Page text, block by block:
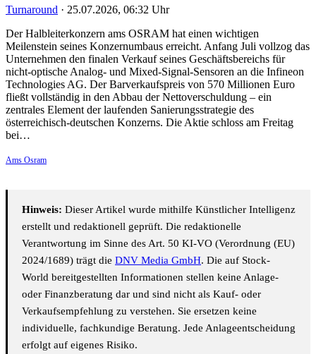
Turnaround · 25.07.2026, 06:32 Uhr
Der Halbleiterkonzern ams OSRAM hat einen wichtigen
Meilenstein seines Konzernumbaus erreicht. Anfang Juli vollzog das
Unternehmen den finalen Verkauf seines Geschäftsbereichs für
nicht-optische Analog- und Mixed-Signal-Sensoren an die Infineon
Technologies AG. Der Barverkaufspreis von 570 Millionen Euro
fließt vollständig in den Abbau der Nettoverschuldung – ein
zentrales Element der laufenden Sanierungsstrategie des
österreichisch-deutschen Konzerns. Die Aktie schloss am Freitag
bei…
Ams Osram
Hinweis: Dieser Artikel wurde mithilfe Künstlicher Intelligenz
erstellt und redaktionell geprüft. Die redaktionelle
Verantwortung im Sinne des Art. 50 KI-VO (Verordnung (EU)
2024/1689) trägt die DNV Media GmbH. Die auf Stock-
World bereitgestellten Informationen stellen keine Anlage-
oder Finanzberatung dar und sind nicht als Kauf- oder
Verkaufsempfehlung zu verstehen. Sie ersetzen keine
individuelle, fachkundige Beratung. Jede Anlageentscheidung
erfolgt auf eigenes Risiko.